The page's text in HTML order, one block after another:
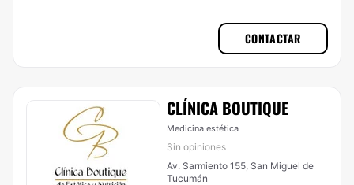
CONTACTAR
CLÍNICA BOUTIQUE
Medicina estética
Sin opiniones
Av. Sarmiento 155, San Miguel de
Tucumán